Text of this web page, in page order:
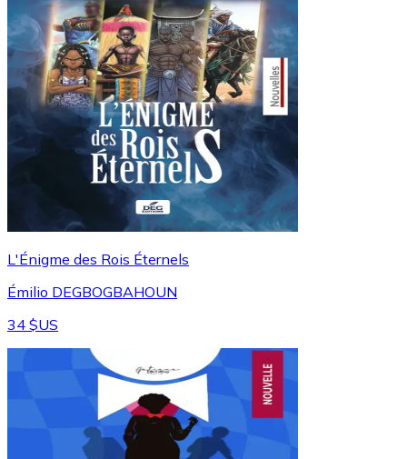
L'Énigme des Rois Éternels
Émilio DEGBOGBAHOUN
34 $US